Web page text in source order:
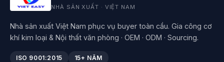
NHÀ SẢN XUẤT · VIỆT NAM
Nhà sản xuất Việt Nam phục vụ buyer toàn cầu. Gia công cơ
khí kim loại & Nội thất văn phòng · OEM · ODM · Sourcing.
ISO 9001:2015 15+ NĂM